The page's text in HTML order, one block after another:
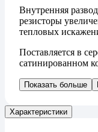
Внутренняя
резисторы
тепловых
Поставляется в
сатинированном
Показать больше
Характеристики